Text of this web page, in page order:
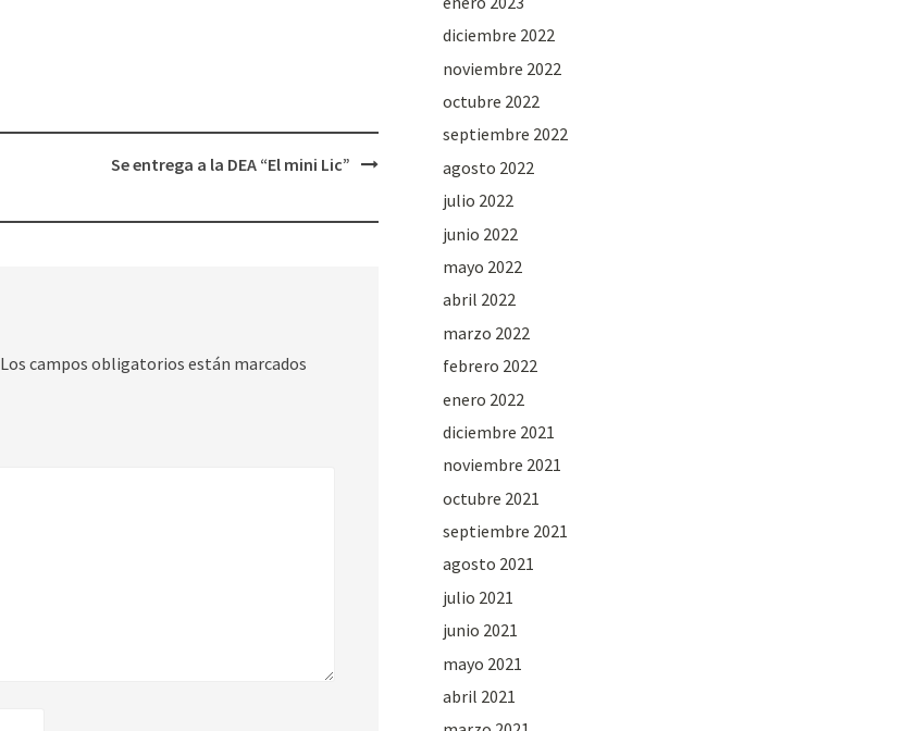
Se entrega a la DEA “El mini Lic”
Los campos obligatorios están marcados
diciembre 2022
noviembre 2022
octubre 2022
septiembre 2022
agosto 2022
julio 2022
junio 2022
mayo 2022
abril 2022
marzo 2022
febrero 2022
enero 2022
diciembre 2021
noviembre 2021
octubre 2021
septiembre 2021
agosto 2021
julio 2021
junio 2021
mayo 2021
abril 2021